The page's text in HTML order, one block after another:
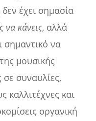
έχει σημασία
να κάνεις, αλλά
σημαντικό να
μουσικής
σε συναυλίες,
καλλιτέχνες και
οργανική